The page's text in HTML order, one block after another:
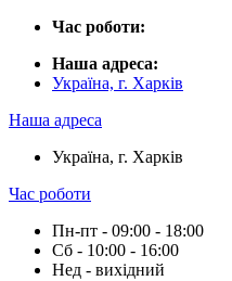
Час роботи:
Наша адреса:
Україна, г. Харків
Наша адреса
Україна, г. Харків
Час роботи
Пн-пт - 09:00 - 18:00
Сб - 10:00 - 16:00
Нед - вихідний